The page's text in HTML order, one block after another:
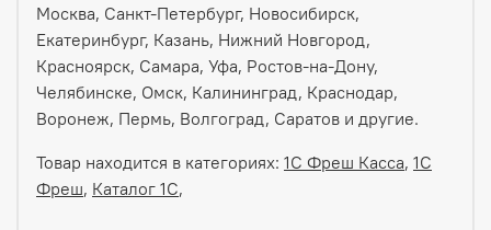
Москва, Санкт-Петербург, Новосибирск,
Екатеринбург, Казань, Нижний Новгород,
Красноярск, Самара, Уфа, Ростов-на-Дону,
Челябинске, Омск, Калининград, Краснодар,
Воронеж, Пермь, Волгоград, Саратов и другие.
Товар находится в категориях: 1С Фреш Касса, 1С
Фреш, Каталог 1С,